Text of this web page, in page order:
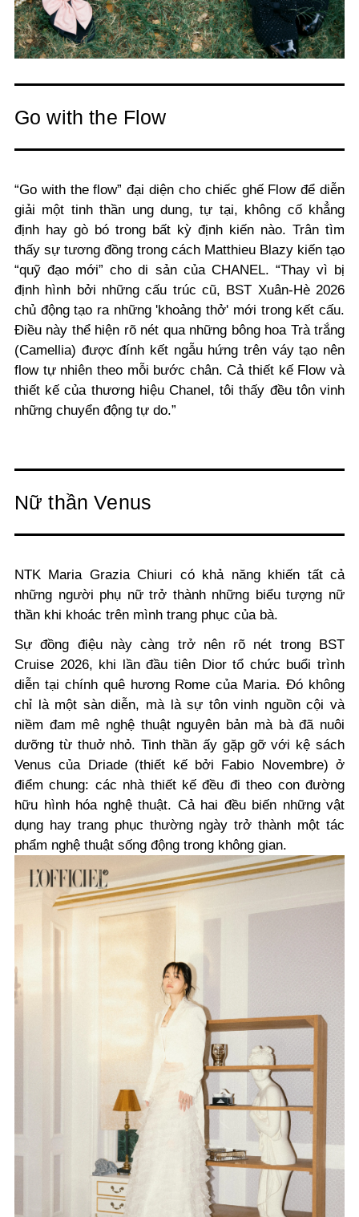
Go with the Flow
“Go with the flow” đại diện cho chiếc ghế Flow để diễn
giải một tinh thần ung dung, tự tại, không cố khẳng
định hay gò bó trong bất kỳ định kiến nào. Trân tìm
thấy sự tương đồng trong cách Matthieu Blazy kiến tạo
“quỹ đạo mới” cho di sản của CHANEL. “Thay vì bị
định hình bởi những cấu trúc cũ, BST Xuân-Hè 2026
chủ động tạo ra những 'khoảng thở' mới trong kết cấu.
Điều này thể hiện rõ nét qua những bông hoa Trà trắng
(Camellia) được đính kết ngẫu hứng trên váy tạo nên
flow tự nhiên theo mỗi bước chân. Cả thiết kế Flow và
thiết kế của thương hiệu Chanel, tôi thấy đều tôn vinh
những chuyển động tự do.”
Nữ thần Venus
NTK Maria Grazia Chiuri có khả năng khiến tất cả
những người phụ nữ trở thành những biểu tượng nữ
thần khi khoác trên mình trang phục của bà.
Sự đồng điệu này càng trở nên rõ nét trong BST
Cruise 2026, khi lần đầu tiên Dior tổ chức buổi trình
diễn tại chính quê hương Rome của Maria. Đó không
chỉ là một sàn diễn, mà là sự tôn vinh nguồn cội và
niềm đam mê nghệ thuật nguyên bản mà bà đã nuôi
dưỡng từ thuở nhỏ. Tinh thần ấy gặp gỡ với kệ sách
Venus của Driade (thiết kế bởi Fabio Novembre) ở
điểm chung: các nhà thiết kế đều đi theo con đường
hữu hình hóa nghệ thuật. Cả hai đều biến những vật
dụng hay trang phục thường ngày trở thành một tác
phẩm nghệ thuật sống động trong không gian.